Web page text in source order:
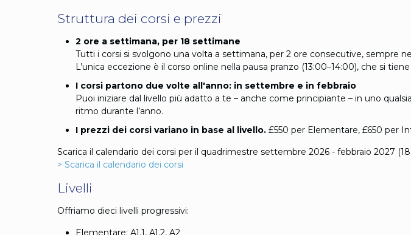
Struttura dei corsi e prezzi
2 ore a settimana, per 18 settimane
Tutti i corsi si svolgono una volta a settimana, per 2 ore consecutive, sempre
L’unica eccezione è il corso online nella pausa pranzo (13:00–14:00), che si
I corsi partono due volte all'anno: in settembre e in febbraio
Puoi iniziare dal livello più adatto a te – anche come principiante – in uno
ritmo durante l’anno.
I prezzi dei corsi variano in base al livello. £550 per Elementare, £650 per
Scarica il calendario dei corsi per il quadrimestre settembre 2026 - febbraio 2027
> Scarica il calendario dei corsi
Livelli
Offriamo dieci livelli progressivi:
Elementare: A1.1, A1.2, A2